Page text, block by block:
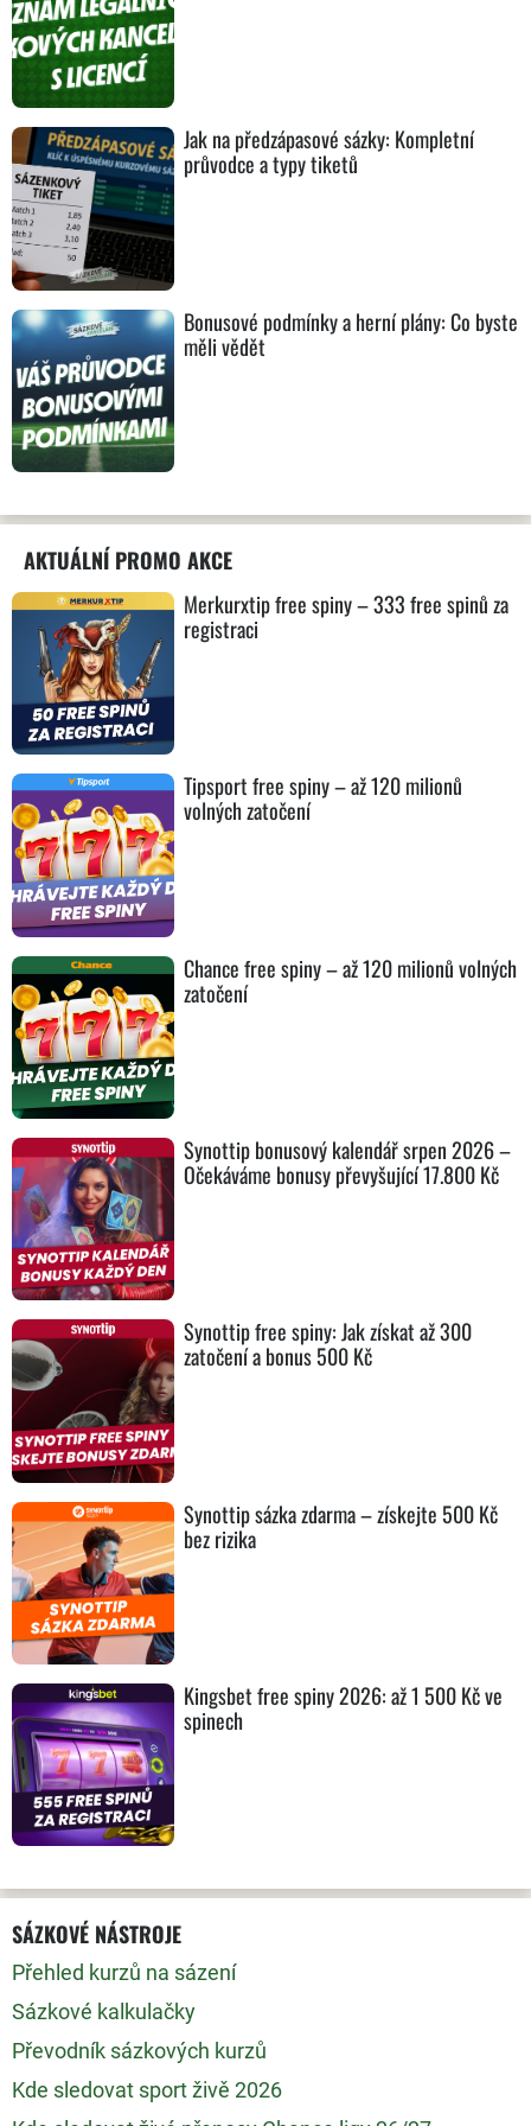
Jak na předzápasové sázky: Kompletní
průvodce a typy tiketů
Bonusové podmínky a herní plány: Co byste
měli vědět
AKTUÁLNÍ PROMO AKCE
Merkurxtip free spiny – 333 free spinů za
registraci
Tipsport free spiny – až 120 milionů
volných zatočení
Chance free spiny – až 120 milionů volných
zatočení
Synottip bonusový kalendář srpen 2026 –
Očekáváme bonusy převyšující 17.800 Kč
Synottip free spiny: Jak získat až 300
zatočení a bonus 500 Kč
Synottip sázka zdarma – získejte 500 Kč
bez rizika
Kingsbet free spiny 2026: až 1 500 Kč ve
spinech
SÁZKOVÉ NÁSTROJE
Přehled kurzů na sázení
Sázkové kalkulačky
Převodník sázkových kurzů
Kde sledovat sport živě 2026